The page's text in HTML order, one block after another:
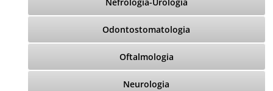
Odontostomatologia
Oftalmologia
Neurologia